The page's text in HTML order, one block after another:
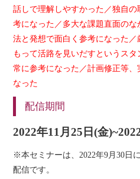
話しで理解しやすかった／独自
考になった／多大な課題直面の
法と発想で面白く参考になった
もって活路を見いだすというス
常に参考になった／計画修正等
なった
配信期間
2022年11月25日(金
※本セミナーは、2022年9月30日
配信です。